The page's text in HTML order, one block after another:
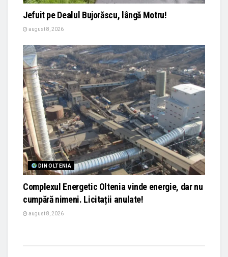
Jefuit pe Dealul Bujorăscu, lângă Motru!
august 8, 2026
DIN OLTENIA
Complexul Energetic Oltenia vinde energie, dar nu
cumpără nimeni. Licitații anulate!
august 8, 2026